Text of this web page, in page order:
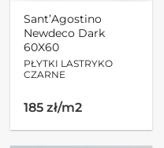
Sant’Agostino
Newdeco Dark
60X60
PŁYTKI LASTRYKO
CZARNE
185 zł/m2